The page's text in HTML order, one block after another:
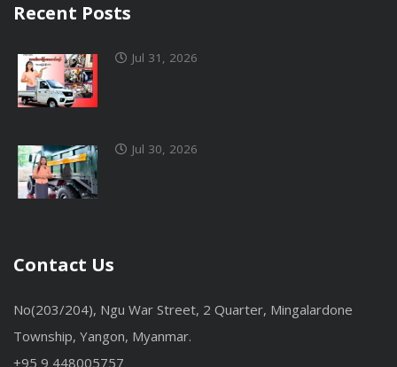
Recent Posts
Jul 31, 2026
Jul 30, 2026
Contact Us
No(203/204), Ngu War Street, 2 Quarter, Mingalardone
Township, Yangon, Myanmar.
+95 9 448005757